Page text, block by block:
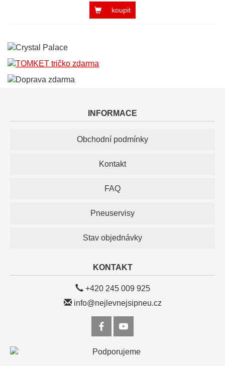
koupit
INFORMACE
Obchodní podmínky
Kontakt
FAQ
Pneuservisy
Stav objednávky
KONTAKT
+420 245 009 925
info@nejlevnejsipneu.cz